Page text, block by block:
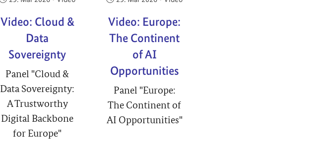
Video: Cloud &
Data
Sovereignty
Panel "Cloud &
Data Sovereignty:
A Trustworthy
Digital Backbone
for Europe"
Video: Europe:
The Continent
of AI
Opportunities
Panel "Europe:
The Continent of
AI Opportunities"